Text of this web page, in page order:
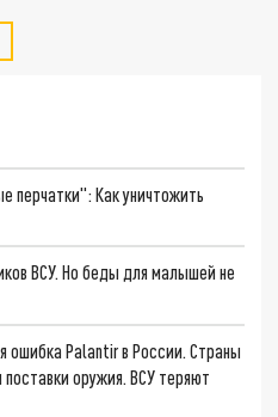
перчатки": Как уничтожить
ВСУ. Но беды для малышей не
ошибка Palantir в России. Страны
оружия. ВСУ теряют